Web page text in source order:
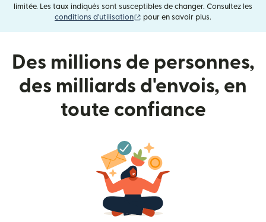
limitée. Les taux indiqués sont susceptibles de changer. Consultez les
conditions d'utilisation
(s'ouvre dans une nouvelle fenêtre)
pour en savoir plus.
Des millions de personnes,
des milliards d'envois, en
toute confiance